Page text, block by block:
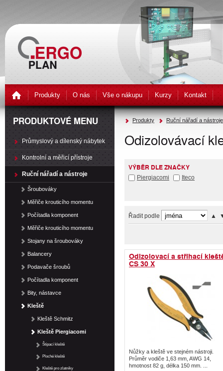
Produkty O nás Vše o nákupu Kurzy Kontakt
Produkty Ruční nářadí a nástroje
Odizolovávací
VÝBĚR DLE ZNAČKY
Piergiacomi Iteco
Řadit podle ▲
Odizolovací a střihací
CS 30 X
Nůžky a kleště ve stejném nástroji.
Průměr vodiče 1,63 mm, AWG 14,
hmotnost 82 g, délka 150 mm. ...
PRODUKTOVÉ MENU
Průmyslový a dílenský nábytek
Kontrolní a měřicí přístroje
Ruční nářadí a nástroje
Šroubováky
Měřiče krouticího momentu
Počítadla komponent
Měřiče krouticího momentu
Stojany na šroubováky
Balancery
Podavače šroubů
Počítadla komponent
Bity, nástavce
Kleště
Kleště Schmitz
Kleště Piergiacomi
Štípací kleště
Ploché kleště
Kleště pro zlatníky